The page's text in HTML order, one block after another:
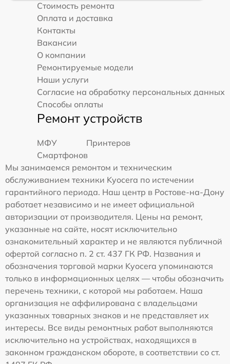
Стоимость ремонта
Оплата и доставка
Контакты
Вакансии
О компании
Ремонтируемые модели
Наши услуги
Согласие на обработку персональных данных
Способы оплаты
Ремонт устройств
МФУ
Принтеров
Смартфонов
Мы занимаемся ремонтом и техническим
обслуживанием техники Kyocera по истечении
гарантийного периода. Наш центр в Ростове-на-Дону
работает независимо и не имеет официальной
авторизации от производителя. Цены на ремонт,
указанные на сайте, носят исключительно
ознакомительный характер и не являются публичной
офертой согласно п. 2 ст. 437 ГК РФ. Названия и
обозначения торговой марки Kyocera упоминаются
только в информационных целях — чтобы обозначить
перечень техники, с которой мы работаем. Наша
организация не аффилирована с владельцами
указанных товарных знаков и не представляет их
интересы. Все виды ремонтных работ выполняются
исключительно на устройствах, находящихся в
законном гражданском обороте, в соответствии со ст.